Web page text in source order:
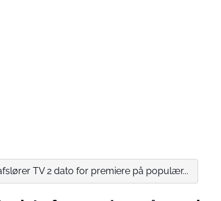
TV 2 dato for premiere på populær...